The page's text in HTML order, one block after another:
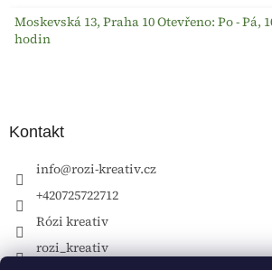
Moskevská 13, Praha 10 Otevřeno: Po - Pá,
hodin
Kontakt
info@rozi-kreativ.cz
+420725722712
Rózi kreativ
rozi_kreativ